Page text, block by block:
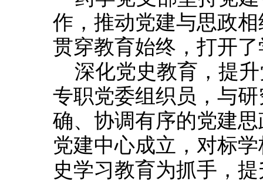
作，推动党建与思政
贯穿教育始终，打开
深化党史教育，提
专职党委组织员，与
确、协调有序的党建
党建中心成立，对标
史学习教育为抓手，